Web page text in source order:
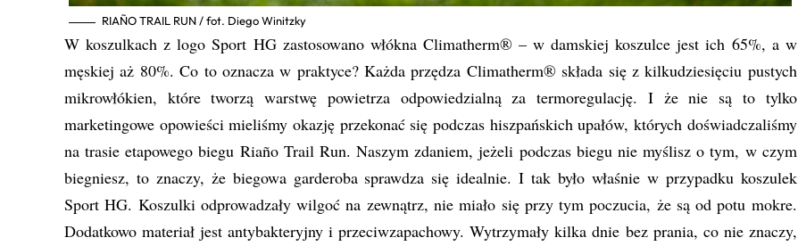
RIAÑO TRAIL RUN / fot. Diego Winitzky
W koszulkach z logo Sport HG zastosowano włókna Climatherm® – w damskiej koszulce jest ich 65%, a w
męskiej aż 80%. Co to oznacza w praktyce? Każda przędza Climatherm® składa się z kilkudziesięciu pustych
mikrowłókien, które tworzą warstwę powietrza odpowiedzialną za termoregulację. I że nie są to tylko
marketingowe opowieści mieliśmy okazję przekonać się podczas hiszpańskich upałów, których doświadczaliśmy
na trasie etapowego biegu Riaño Trail Run. Naszym zdaniem, jeżeli podczas biegu nie myślisz o tym, w czym
biegniesz, to znaczy, że biegowa garderoba sprawdza się idealnie. I tak było właśnie w przypadku koszulek
Sport HG. Koszulki odprowadzały wilgoć na zewnątrz, nie miało się przy tym poczucia, że są od potu mokre.
Dodatkowo materiał jest antybakteryjny i przeciwzapachowy. Wytrzymały kilka dnie bez prania, co nie znaczy,